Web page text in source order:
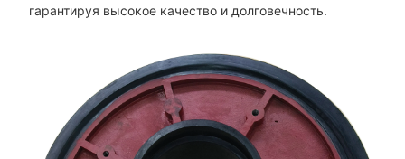
гарантируя высокое качество и долговечность.